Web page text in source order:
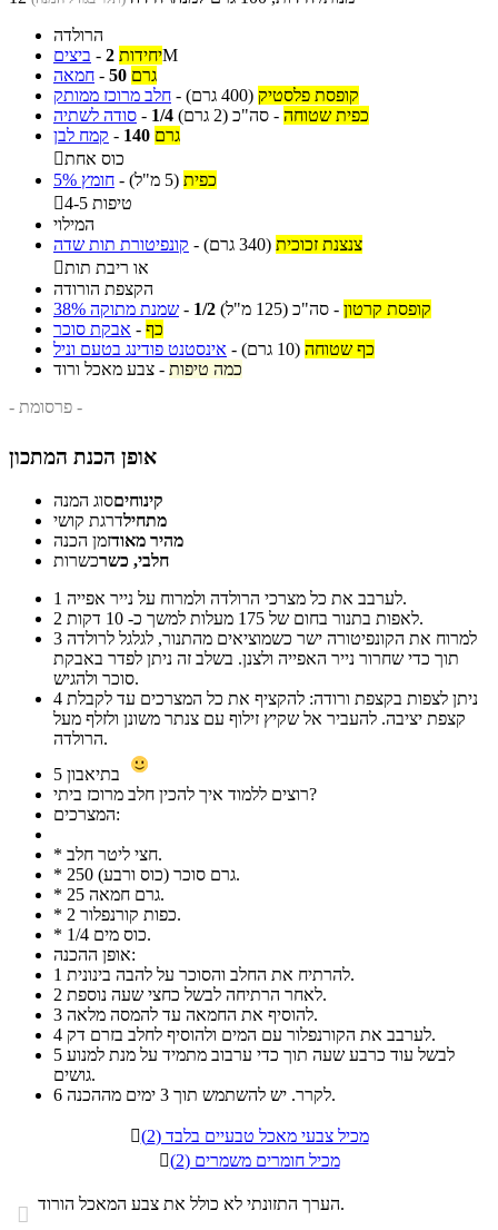
הרולדה
ביצים - 2 יחידותM
חמאה - 50 גרם
חלב מרוכז ממותק - קופסת פלסטיק (400 גרם)
סודה לשתיה - 1/4 כפית שטוחה - סה"כ (2 גרם)
קמח לבן - 140 גרם
כוס אחת
חומץ 5% - כפית (5 מ"ל)

4-5 טיפות
המילוי
קונפיטורת תות שדה - צנצנת זכוכית (340 גרם)
או ריבת תות
הקצפת הורודה
שמנת מתוקה 38% - 1/2 קופסת קרטון - סה"כ (125 מ"ל)
אבקת סוכר - כף
אינסטנט פודינג בטעם וניל - כף שטוחה (10 גרם)
צבע מאכל ורוד - כמה טיפות
- פרסומת -
אופן הכנת המתכון
קינוחיםסוג המנה
מתחילדרגת קושי
מהיר מאודזמן הכנה
חלבי, כשרכשרות
1
לערבב את כל מצרכי הרולדה ולמרוח על נייר אפייה.
2
לאפות בתנור בחום של 175 מעלות למשך כ- 10 דקות.
3
תוך כדי שחרור נייר האפייה ולצנן. בשלב זה ניתן לפדר באבקת
סוכר ולהגיש.
4
קצפת יציבה. להעביר אל שקיץ זילוף עם צנתר משונן ולזלף מעל
הרולדה.
5
רוצים ללמוד איך להכין חלב מרוכז ביתי?
המצרכים:
* חצי ליטר חלב.
* 250 גרם סוכר (כוס ורבע).
* 25 גרם חמאה.
* 2 כפות קורנפלור.
* 1/4 כוס מים.
אופן ההכנה:
1
להרתיח את החלב והסוכר על להבה בינונית.
2
לאחר הרתיחה לבשל כחצי שעה נוספת.
3
להוסיף את החמאה עד להמסה מלאה.
4
לערבב את הקורנפלור עם המים ולהוסיף לחלב בזרם דק.
5
גושים.
6
לקרר. יש להשתמש תוך 3 ימים מההכנה.

מכיל צבעי מאכל טבעיים בלבד (2)

מכיל חומרים משמרים (2)
 הערך התזונתי לא כולל את צבע המאכל הורוד.